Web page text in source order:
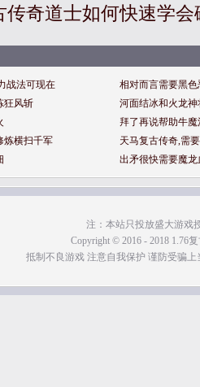
传奇道士如何快速学会
战法可现在
相对而言需要黑
狂风斩
河面结冰和火龙
拜了再说帮助牛
炼横扫千军
天马复古传奇,需
出矛很快需要魔
注：本站只投放盛大游戏
Copyright © 2016 - 2018 1.76
抵制不良游戏 注意自我保护 谨防受骗